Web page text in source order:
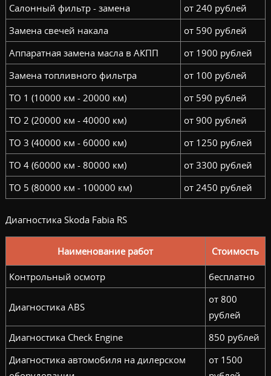
Салонный фильтр - замена
от 240 рублей
Замена свечей накала
от 590 рублей
Аппаратная замена масла в АКПП
от 1900 рублей
Замена топливного фильтра
от 100 рублей
ТО 1 (10000 км - 20000 км)
от 590 рублей
ТО 2 (20000 км - 40000 км)
от 900 рублей
ТО 3 (40000 км - 60000 км)
от 1250 рублей
ТО 4 (60000 км - 80000 км)
от 3300 рублей
ТО 5 (80000 км - 100000 км)
от 2450 рублей
Диагностика Skoda Fabia RS
Наименование работ Стоимость
Контрольный осмотр бесплатно
Диагностика ABS
от 800
рублей
Диагностика Check Engine
850 рублей
Диагностика автомобиля на дилерском
от 1500